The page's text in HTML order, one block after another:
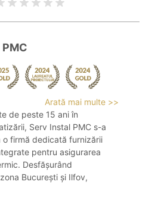
Arată mai multe >>
de peste 15 ani în
Serv Instal PMC s-a
o firmă dedicată furnizării
pentru asigurarea
Desfășurând
București și Ilfov,